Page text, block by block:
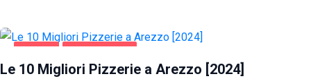
AREZZO GASTRONOMIA
Le 10 Migliori Pizzerie a Arezzo [2024]